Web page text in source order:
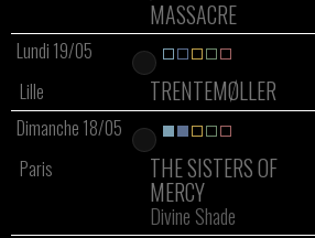
MASSACRE
Lundi 19/05
Lille
TRENTEMØLLER
Dimanche 18/05
Paris
THE SISTERS OF
MERCY
Divine Shade